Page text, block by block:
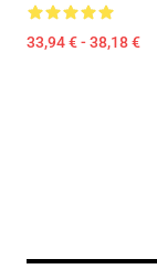
33,94 € - 38,18 €